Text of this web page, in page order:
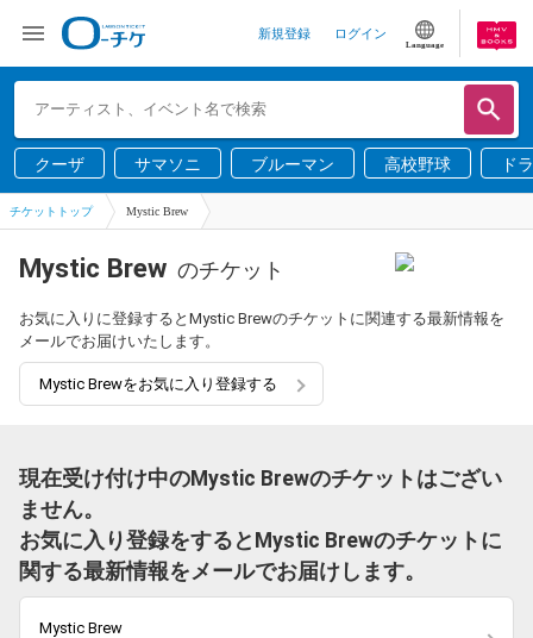
新規登録 ログイン
Language
クーザ サマソニ ブルーマン 高校野球 ド
チケットトップ Mystic Brew
Mystic Brew のチケット
お気に入りに登録するとMystic Brewのチケットに関連する最新情報を
メールでお届けいたします。
Mystic Brewをお気に入り登録する
現在受け付け中のMystic Brewのチケットはござい
ません。
お気に入り登録をするとMystic Brewのチケットに
関する最新情報をメールでお届けします。
Mystic Brew